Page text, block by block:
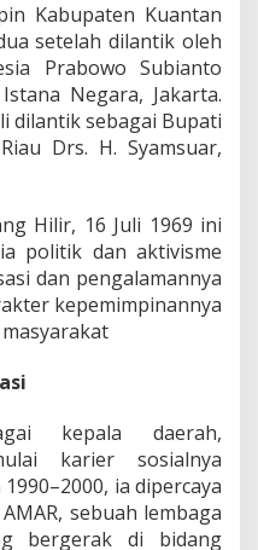
D
u
a
e
r
i
y
a
n
J
u
n
t
a
n
A
Kabupaten Kuantan
setelah dilantik oleh
Prabowo Subianto
Negara, Jakarta.
dilantik sebagai Bupati
Drs. H. Syamsuar,
Hilir, 16 Juli 1969 ini
politik dan aktivisme
dan pengalamannya
kepemimpinannya
kepala daerah,
karier sosialnya
ia dipercaya
sebuah lembaga
bergerak di bidang